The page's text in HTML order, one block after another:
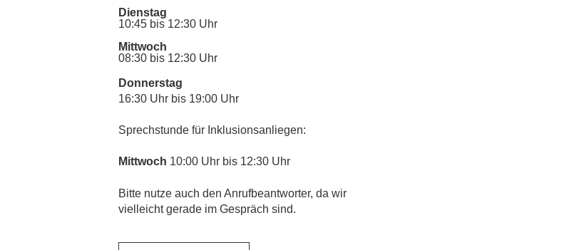
Dienstag
10:45 bis 12:30 Uhr
Mittwoch
08:30 bis 12:30 Uhr
Donnerstag
16:30 Uhr bis 19:00 Uhr
Sprechstunde für Inklusionsanliegen:
Mittwoch 10:00 Uhr bis 12:30 Uhr
​Bitte nutze auch den Anrufbeantworter, da wir
vielleicht gerade im Gespräch sind.